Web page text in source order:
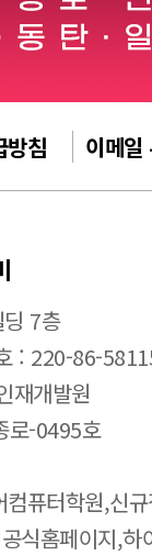
방침 이메일
7층
: 220-86-
재개발원
로-0495호
퓨터학원,신
식홈페이지,